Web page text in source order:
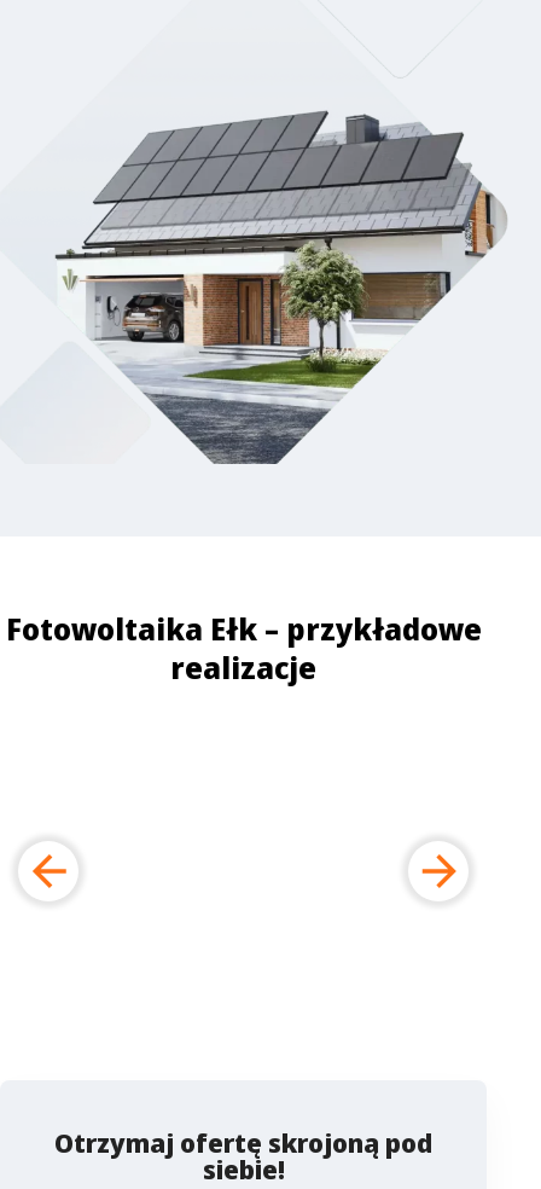
Fotowoltaika Ełk – przykładowe
realizacje
Otrzymaj ofertę skrojoną pod
siebie!